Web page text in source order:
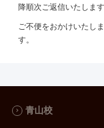
降順次ご返信いたします
ご不便をおかけいたし
す。
青山校